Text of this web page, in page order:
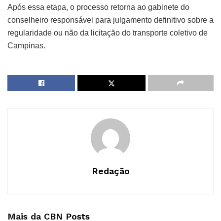
Após essa etapa, o processo retorna ao gabinete do
conselheiro responsável para julgamento definitivo sobre a
regularidade ou não da licitação do transporte coletivo de
Campinas.
Redação
Mais da CBN Posts